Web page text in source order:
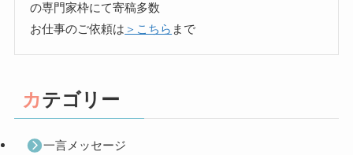
の専門家枠にて寄稿多数
お仕事のご依頼は ＞こちら まで
カテゴリー
一言メッセージ